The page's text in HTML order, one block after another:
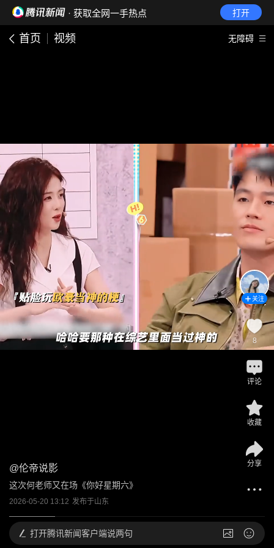
· 获取全网一手热点 打开
首页 视频 无障碍
@伦帝说影
这次何老师又在场《你好星期六》
2026-05-20 13:12 发布于山东
关注
8
评论
收藏
分享
打开腾讯新闻客户端说两句